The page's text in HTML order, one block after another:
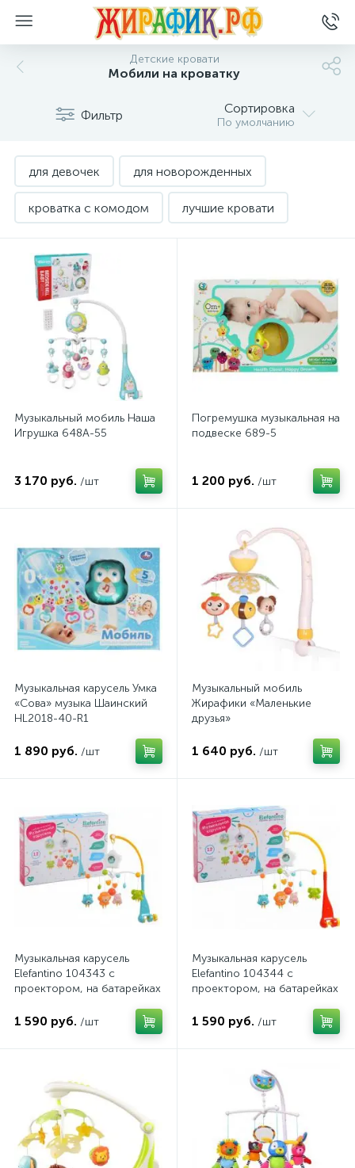
Детские кровати
Мобили на кроватку
Фильтр Сортировка
По умолчанию
для девочек для новорожденных
кроватка с комодом лучшие кровати
подростковая кровать с маятником
с ящиком
Музыкальный мобиль Наша
Игрушка 648A-55
3 170 руб. /шт
Погремушка музыкальная на
подвеске 689-5
1 200 руб. /шт
Музыкальная карусель Умка
«Сова» музыка Шаинский
HL2018-40-R1
1 890 руб. /шт
Музыкальный мобиль
Жирафики «Маленькие
друзья»
1 640 руб. /шт
Музыкальная карусель
Elefantino 104343 с
проектором, на батарейках
1 590 руб. /шт
Музыкальная карусель
Elefantino 104344 с
проектором, на батарейках
1 590 руб. /шт